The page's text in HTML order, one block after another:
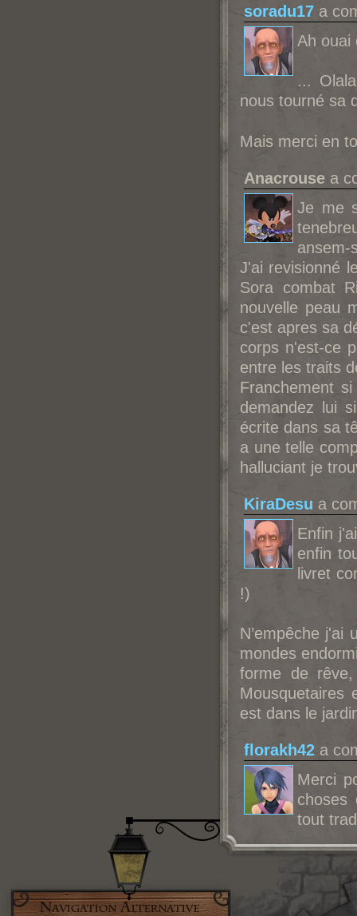
soradu17 a
Ah ouai
...
nous tourné sa
Mais merci en
Anacrouse a
Je me
ansem-
J'ai revisionné
Sora combat
nouvelle peau
c'est apres sa
corps n'est-ce
entre les traits
Franchement
demandez lui
écrite dans sa
a une telle
halluciant je
KiraDesu a
Enfin
enfin
livret
!)
N’empêche
mondes
forme de
Mousquetaires
est dans le
florakh42 a
Merci
choses
tout